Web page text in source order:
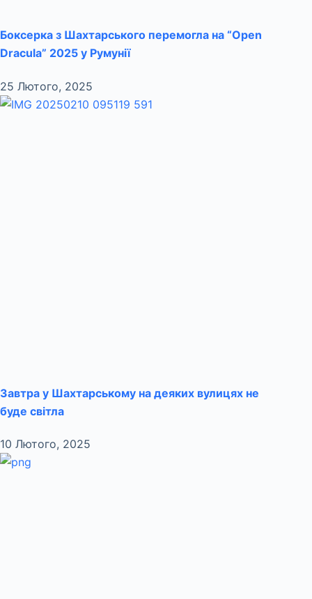
Боксерка з Шахтарського перемогла на “Open
Dracula” 2025 у Румунії
25 Лютого, 2025
Завтра у Шахтарському на деяких вулицях не
буде світла
10 Лютого, 2025